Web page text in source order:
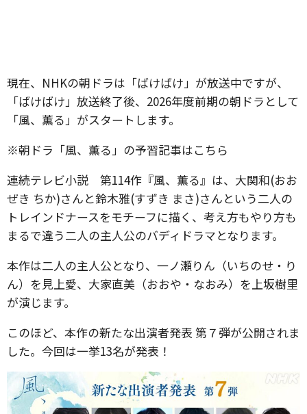
現在、NHKの朝ドラは「ばけばけ」が放送中ですが、
「ばけばけ」放送終了後、2026年度前期の朝ドラとして
「風、薫る」がスタートします。
※朝ドラ「風、薫る」の予習記事はこちら
連続テレビ小説 第114作『風、薫る』は、大関和(おお
ぜき ちか)さんと鈴木雅(すずき まさ)さんという二人の
トレインドナースをモチーフに描く、考え方もやり方も
まるで違う二人の主人公のバディドラマとなります。
本作は二人の主人公となり、一ノ瀬りん（いちのせ・り
ん）を見上愛、大家直美（おおや・なおみ）を上坂樹里
が演じます。
このほど、本作の新たな出演者発表 第７弾が公開されま
した。今回は一挙13名が発表！